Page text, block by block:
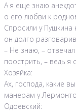
А я еще знаю
о его любви к
Спросили у
он долго
– Не знаю, –
поострить, – ведь я
Хозяйка:
Ах, господа, какие
манерам у
Одоевский: